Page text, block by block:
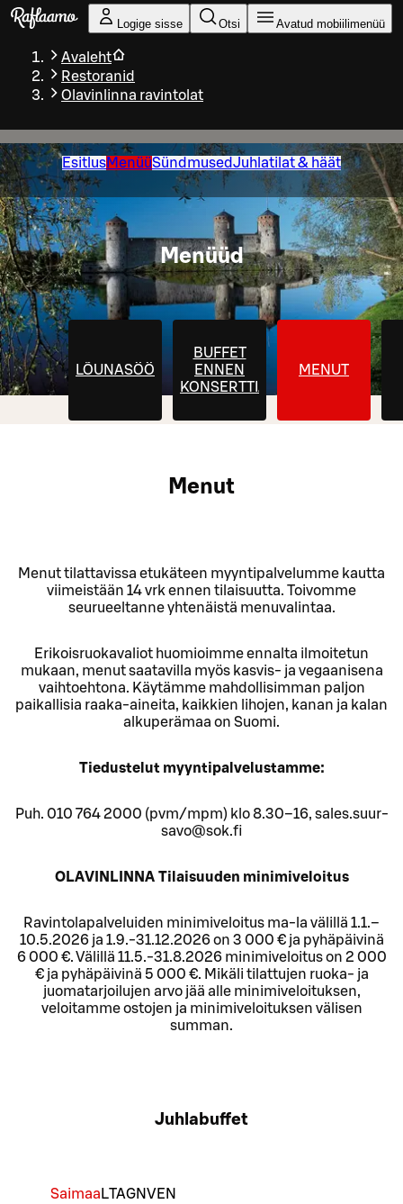
Liigu peamise sisu juurde
Logige sisse Otsi Avatud mobiilimenüü
Avaleht
Restoranid
Olavinlinna ravintolat
EsitlusMenüüSündmusedJuhlatilat & häät
Menüüd
LÕUNASÖÖK
BUFFET
ENNEN
KONSERTTIA
MENUT
Menut
Menut tilattavissa etukäteen myyntipalvelumme kautta
viimeistään 14 vrk ennen tilaisuutta. Toivomme
seurueeltanne yhtenäistä menuvalintaa.
Erikoisruokavaliot huomioimme ennalta ilmoitetun
mukaan, menut saatavilla myös kasvis- ja vegaanisena
vaihtoehtona. Käytämme mahdollisimman paljon
paikallisia raaka-aineita, kaikkien lihojen, kanan ja kalan
alkuperämaa on Suomi.
Tiedustelut myyntipalvelustamme:
Puh. 010 764 2000 (pvm/mpm) klo 8.30–16, sales.suur-
savo@sok.fi
OLAVINLINNA Tilaisuuden minimiveloitus
Ravintolapalveluiden minimiveloitus ma-la välillä 1.1.–
10.5.2026 ja 1.9.-31.12.2026 on 3 000 € ja pyhäpäivinä
6 000 €. Välillä 11.5.-31.8.2026 minimiveloitus on 2 000
€ ja pyhäpäivinä 5 000 €. Mikäli tilattujen ruoka- ja
juomatarjoilujen arvo jää alle minimiveloituksen,
veloitamme ostojen ja minimiveloituksen välisen
summan.
Juhlabuffet
Saimaa LTAGNVEN